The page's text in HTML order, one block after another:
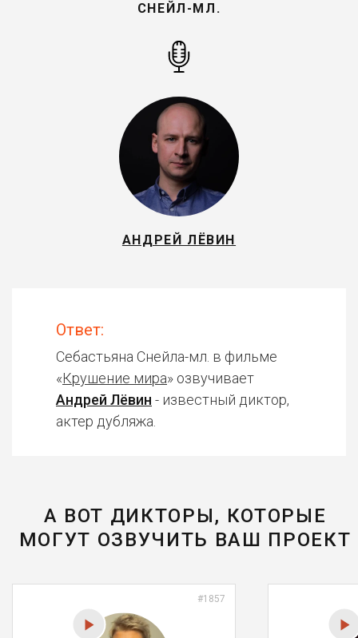
СНЕЙЛ-МЛ.
АНДРЕЙ ЛЁВИН
Ответ:
Себастьяна Снейла-мл. в фильме
«Крушение мира» озвучивает
Андрей Лёвин - известный диктор,
актер дубляжа.
А ВОТ ДИКТОРЫ, КОТОРЫЕ
МОГУТ ОЗВУЧИТЬ ВАШ ПРОЕКТ
#1857